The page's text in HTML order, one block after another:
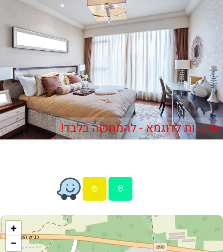
תמונות לדוגמא - להמחשה בלבד!
+
−